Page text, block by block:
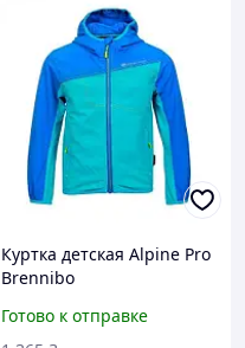
Куртка детская Alpine Pro
Brennibo
Готово к отправке